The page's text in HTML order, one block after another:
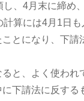
、4月末に締め
計算には4月1日
とになり、下請
と、よく使われ
下請法に反する